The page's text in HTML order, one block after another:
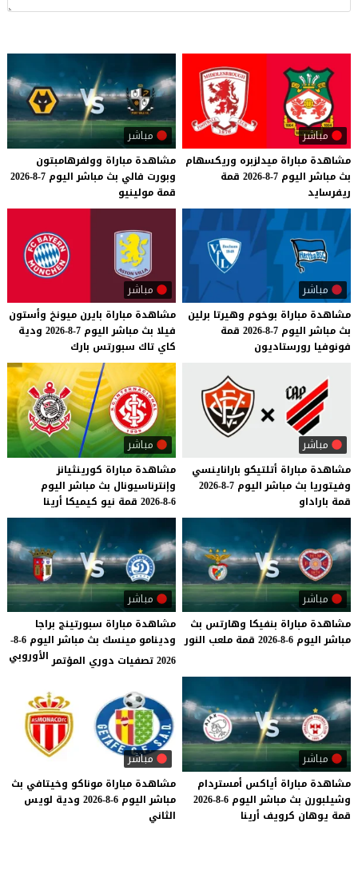
مباشر
مشاهدة مباراة ميدلزبره وريكسهام
بث مباشر اليوم 7-8-2026
قمة
ريفرسايد
مباشر
مشاهدة مباراة وولفرهامبتون
وبورت فالي بث مباشر اليوم 7-8-2026
قمة مولينيو
مباشر
مشاهدة مباراة بوخوم وهيرتا برلين
بث مباشر اليوم 7-8-2026
قمة
فونوفيا رورستاديون
مباشر
مشاهدة مباراة بايرن ميونخ وأستون
فيلا بث مباشر اليوم 7-8-2026
ودية
كاي تاك سبورتس بارك
مباشر
مشاهدة مباراة أتلتيكو باراناينسي
وفيتوريا بث مباشر اليوم 7-8-2026
قمة باراداو
مباشر
مشاهدة مباراة كورينثيانز
وإنترناسيونال بث مباشر اليوم
6-8-2026
قمة نيو كيميكا أرينا
مباشر
مشاهدة مباراة بنفيكا وهارتس بث
مباشر اليوم 6-8-2026 قمة ملعب النور
مباشر
مشاهدة مباراة سبورتينج براجا
ودينامو مينسك بث مباشر اليوم 6-8-
2026 تصفيات دوري المؤتمر
الأوروبي
مباشر
مشاهدة مباراة أياكس أمستردام
وشيلبورن بث مباشر اليوم 6-8-2026
قمة يوهان كرويف أرينا
مباشر
مشاهدة مباراة موناكو وخيتافي بث
مباشر اليوم 6-8-2026 ودية لويس
الثاني